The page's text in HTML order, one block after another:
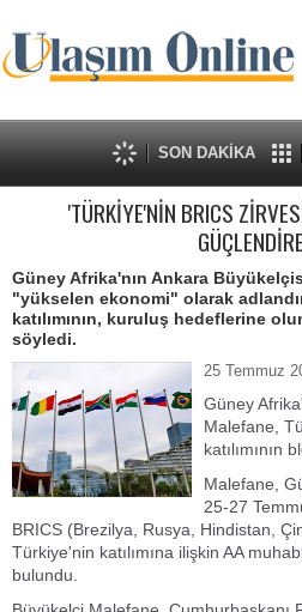
SON DAKİKA
'TÜRKİYE'NİN BRICS
Güney Afrika'nın Ankara
"yükselen ekonomi" olarak
katılımının, kuruluş hedeflerine
söyledi.
25 Temmuz
Güney
Malefane,
katılımının
Malefane,
25-27
BRICS (Brezilya, Rusya, Hindistan,
Türkiye'nin katılımına ilişkin AA
bulundu.